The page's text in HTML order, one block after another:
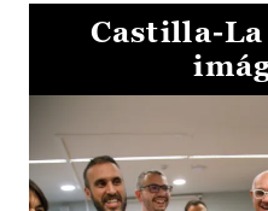
Castilla-